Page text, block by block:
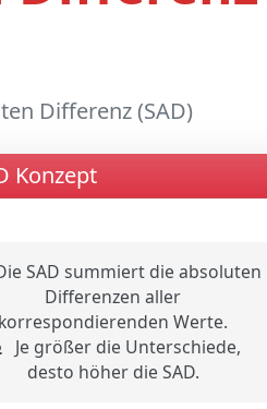
Differenz (SAD)
Konzept
SAD summiert die absoluten
Differenzen aller
korrespondierenden Werte.
Je größer die Unterschiede,
desto höher die SAD.